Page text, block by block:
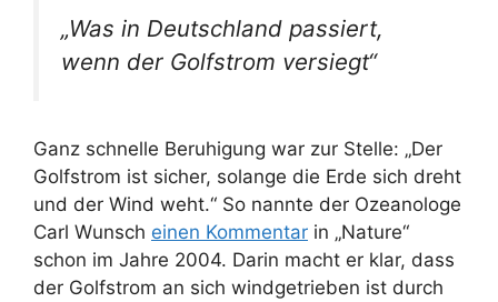
„Was in Deutschland passiert,
wenn der Golfstrom versiegt“
Ganz schnelle Beruhigung war zur Stelle: „Der
Golfstrom ist sicher, solange die Erde sich dreht
und der Wind weht.“ So nannte der Ozeanologe
Carl Wunsch einen Kommentar in „Nature“
schon im Jahre 2004. Darin macht er klar, dass
der Golfstrom an sich windgetrieben ist durch